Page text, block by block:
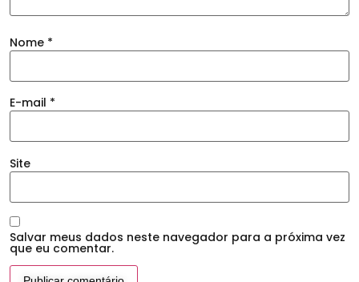
Nome *
E-mail *
Site
Salvar meus dados neste navegador para a próxima vez
que eu comentar.